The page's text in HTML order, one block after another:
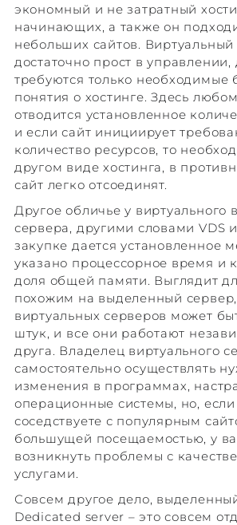
экономный и не затратный
начинающих, а также он
небольших сайтов. Виртуальный
достаточно прост в управлении,
требуются только необходимые
понятия о хостинге. Здесь
отводится установленное
и если сайт инициирует
количество ресурсов, то
другом виде хостинга, в
сайт легко отсоединят.
Другое обличье у виртуального
сервера, другими словами VDS
закупке дается установленное
указано процессорное время и
доля общей памяти. Выглядит
похожим на выделенный сервер,
виртуальных серверов может
штук, и все они работают
друга. Владелец виртуального
самостоятельно осуществлять
изменения в программах,
операционные системы, но,
соседствуете с популярным
большущей посещаемостью, у
возникнуть проблемы с
услугами.
Совсем другое дело,
Dedicated server – это совсем